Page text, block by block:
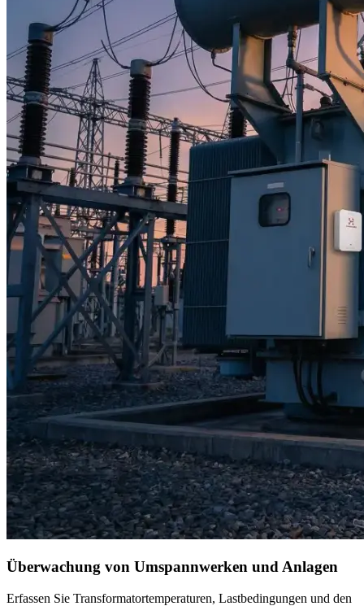
Überwachung von Umspannwerken und Anlagen
Erfassen Sie Transformatortemperaturen, Lastbedingungen und den